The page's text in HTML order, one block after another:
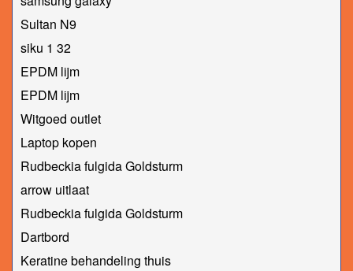
Sultan N9
siku 1 32
EPDM lijm
EPDM lijm
Witgoed outlet
Laptop kopen
Rudbeckia fulgida Goldsturm
arrow uitlaat
Rudbeckia fulgida Goldsturm
Dartbord
Keratine behandeling thuis